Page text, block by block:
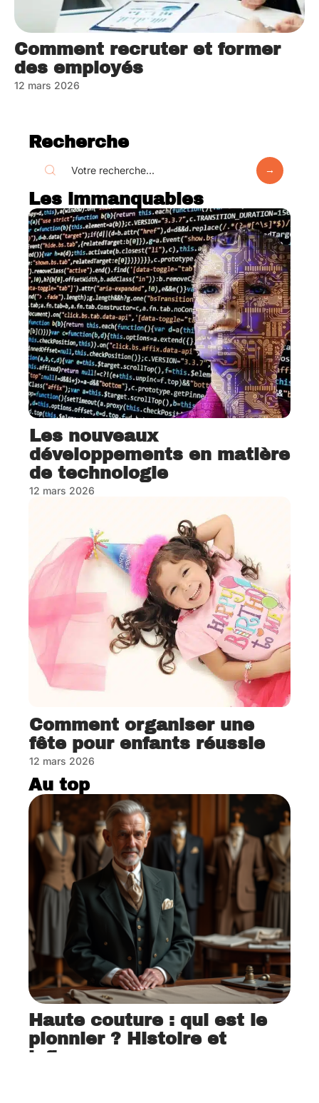
Comment recruter et former
des employés
12 mars 2026
Recherche
Les immanquables
Les nouveaux
développements en matière
de technologie
12 mars 2026
Comment organiser une
fête pour enfants réussie
12 mars 2026
Au top
Haute couture : qui est le
pionnier ? Histoire et
influence